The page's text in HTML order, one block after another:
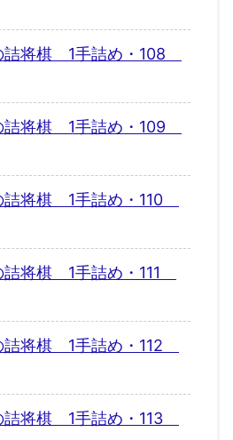
詰将棋 1手詰め・108
詰将棋 1手詰め・109
詰将棋 1手詰め・110
詰将棋 1手詰め・111
詰将棋 1手詰め・112
詰将棋 1手詰め・113